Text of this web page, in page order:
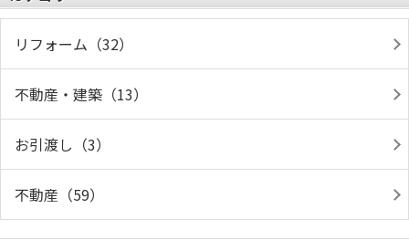
リフォーム（32）
不動産・建築（13）
お引渡し（3）
不動産（59）